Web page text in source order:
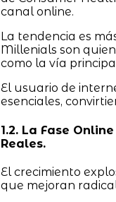
canal online.
La tendencia es
Millenials son
como la vía
El usuario de
esenciales,
1.2. La Fase
Reales.
El crecimiento
que mejoran